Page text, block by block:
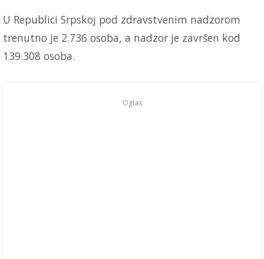
U Republici Srpskoj pod zdravstvenim nadzorom
trenutno je 2.736 osoba, a nadzor je završen kod
139.308 osoba.
Oglas